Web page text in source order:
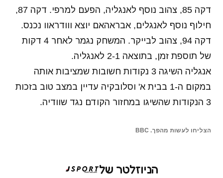
דקה 85, צהוב נוסף לאנגליה, הפעם למרפי. דקה 87,
חילוף נוסף לאנגלים, אבראהאם יוצא ווודראוו נכנס.
דקה 94, צהוב לבייקר. המשחק נגמר לאחר 4 דקות
של תוספת זמן, בתוצאה 2-1 לאנגליה.
אנגליה השיגה 3 נקודות חשובות שמציבות אותה
במקום ה-1 בבית א' וסלובקיה עדיין במצב טוב בזכות
3 הנקודות שהשיגו במחזור הקודם נגד שוודיה.
הצליחו לעשות מהפך. BBC
הניוזלטר של